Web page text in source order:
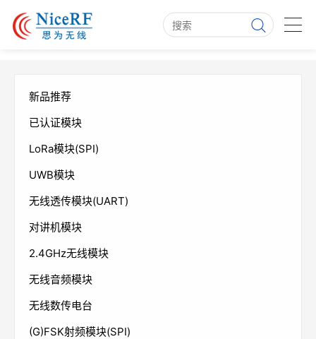
新品推荐
已认证模块
LoRa模块(SPI)
UWB模块
无线透传模块(UART)
对讲机模块
2.4GHz无线模块
无线音频模块
无线数传电台
(G)FSK射频模块(SPI)